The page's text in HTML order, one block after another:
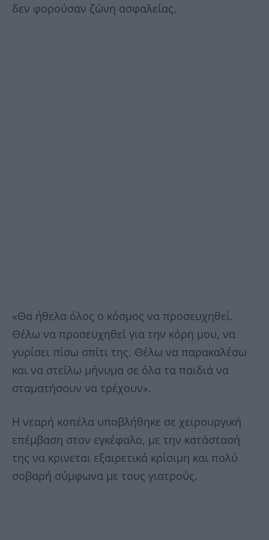
δεν φορούσαν ζώνη ασφαλείας.
«Θα ήθελα όλος ο κόσμος να προσευχηθεί.
Θέλω να προσευχηθεί για την κόρη μου, να
γυρίσει πίσω σπίτι της. Θέλω να παρακαλέσω
και να στείλω μήνυμα σε όλα τα παιδιά να
σταματήσουν να τρέχουν».
Η νεαρή κοπέλα υποβλήθηκε σε χειρουργική
επέμβαση στον εγκέφαλο, με την κατάστασή
της να κρινεται εξαιρετικά κρίσιμη και πολύ
σοβαρή σύμφωνα με τους γιατρούς.